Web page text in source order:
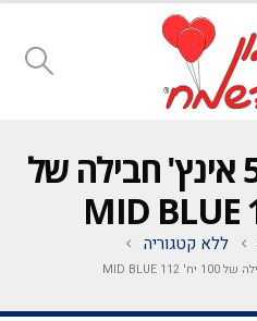
בלון גומי פסטל 5 אינץ' חבילה של
ללא קטגוריה